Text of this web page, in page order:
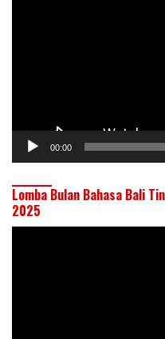
00:00
Lomba Bulan Bahasa Bali
2025